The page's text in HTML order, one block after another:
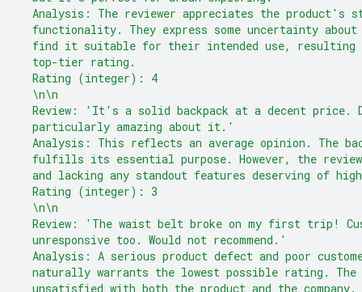
Analysis: The reviewer appreciates the product's
functionality. They express some uncertainty
find it suitable for their intended use, resulting
  top-tier rating.
  Rating (integer): 4
  \n\n
Review: 'It's a solid backpack at a decent price.
  particularly amazing about it.'
Analysis: This reflects an average opinion. The
fulfills its essential purpose. However, the
and lacking any standout features deserving of
  Rating (integer): 3
  \n\n
Review: 'The waist belt broke on my first trip!
  unresponsive too. Would not recommend.'
Analysis: A serious product defect and poor
naturally warrants the lowest possible rating.
  unsatisfied with both the product and the company.